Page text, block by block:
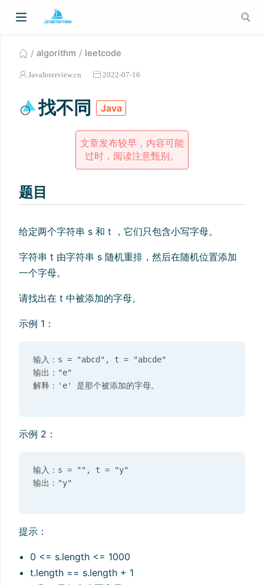
algorithm leetcode
JavaInterview.cn 2022-07-16
找不同 Java
文章发布较早，内容可能
过时，阅读注意甄别。
题目
给定两个字符串 s 和 t ，它们只包含小写字母。
字符串 t 由字符串 s 随机重排，然后在随机位置添加
一个字母。
请找出在 t 中被添加的字母。
示例 1：
输入：s = "abcd", t = "abcde"
输出："e"
示例 2：
输入：s = "", t = "y"
提示：
0 <= s.length <= 1000
t.length == s.length + 1